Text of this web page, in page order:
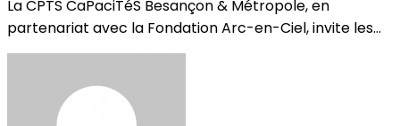
La CPTS CaPaciTéS Besançon & Métropole, en
partenariat avec la Fondation Arc-en-Ciel, invite les...